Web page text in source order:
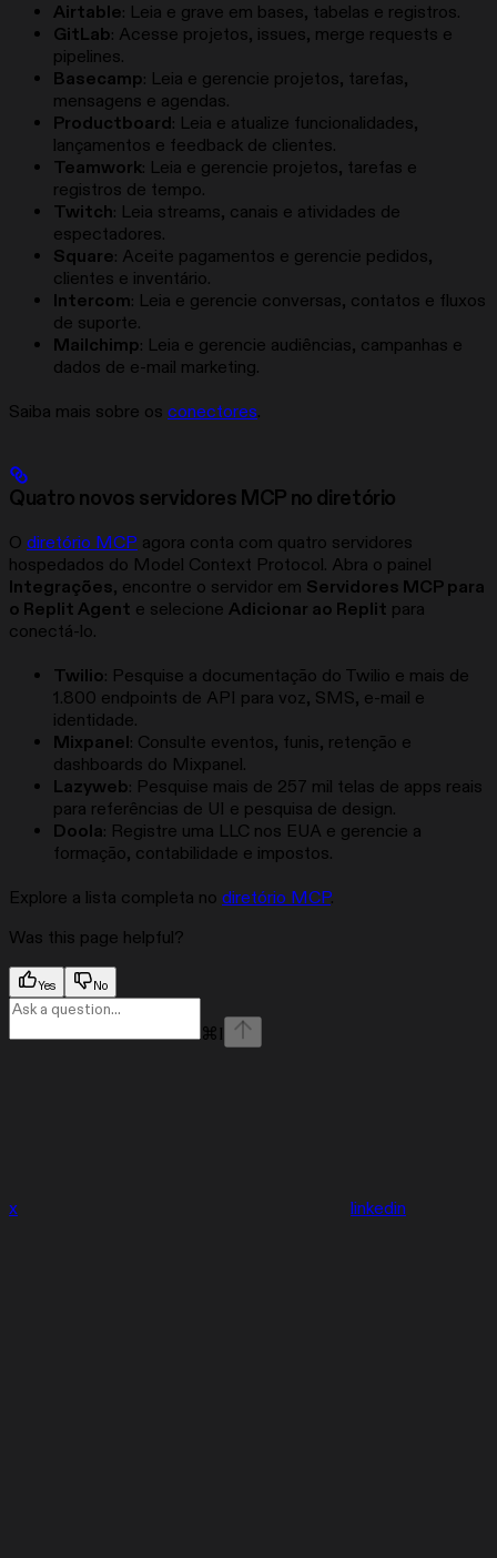
Airtable: Leia e grave em bases, tabelas e registros.
GitLab: Acesse projetos, issues, merge requests e
pipelines.
Basecamp: Leia e gerencie projetos, tarefas,
mensagens e agendas.
Productboard: Leia e atualize funcionalidades,
lançamentos e feedback de clientes.
Teamwork: Leia e gerencie projetos, tarefas e
registros de tempo.
Twitch: Leia streams, canais e atividades de
espectadores.
Square: Aceite pagamentos e gerencie pedidos,
clientes e inventário.
Intercom: Leia e gerencie conversas, contatos e fluxos
de suporte.
Mailchimp: Leia e gerencie audiências, campanhas e
dados de e-mail marketing.
Saiba mais sobre os conectores.
Quatro novos servidores MCP no diretório
O diretório MCP agora conta com quatro servidores
hospedados do Model Context Protocol. Abra o painel
Integrações, encontre o servidor em Servidores MCP para
o Replit Agent e selecione Adicionar ao Replit para
conectá-lo.
Twilio: Pesquise a documentação do Twilio e mais de
1.800 endpoints de API para voz, SMS, e-mail e
identidade.
Mixpanel: Consulte eventos, funis, retenção e
dashboards do Mixpanel.
Lazyweb: Pesquise mais de 257 mil telas de apps reais
para referências de UI e pesquisa de design.
Doola: Registre uma LLC nos EUA e gerencie a
formação, contabilidade e impostos.
Explore a lista completa no diretório MCP.
Was this page helpful?
Yes No
⌘ I
x linkedin